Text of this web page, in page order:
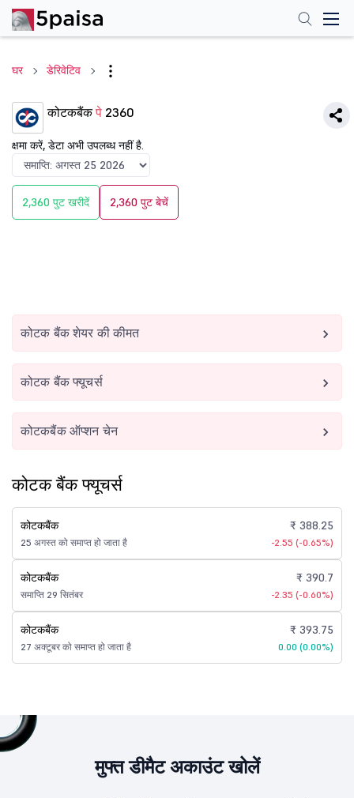
घर डेरिवेटिव
कोटकबैंकपे 2360
क्षमा करें, डेटा अभी उपलब्ध नहीं है.
2,360 पुट खरीदें 2,360 पुट बेचें
कोटक बैंक शेयर की कीमत
कोटक बैंक फ्यूचर्स
कोटकबैंक ऑप्शन चेन
कोटक बैंक फ्यूचर्स
कोटकबैंक
25 अगस्त को समाप्त हो जाता है
₹ 388.25
-2.55 (-0.65%)
कोटकबैंक
समाप्ति 29 सितंबर
₹ 390.7
-2.35 (-0.60%)
कोटकबैंक
27 अक्टूबर को समाप्त हो जाता है
₹ 393.75
0.00 (0.00%)
मुफ्त डीमैट अकाउंट खोलें